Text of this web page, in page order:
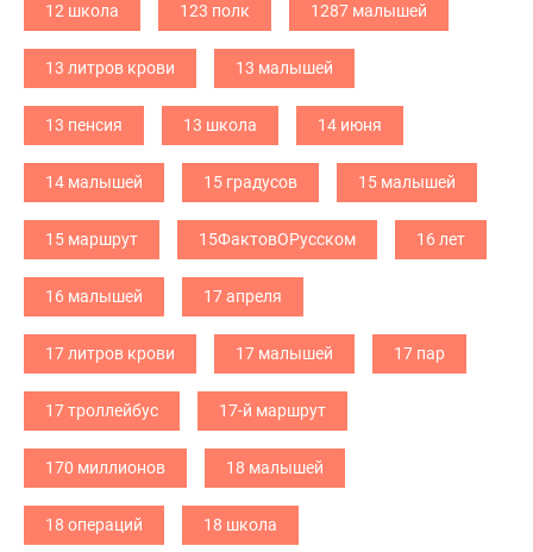
12 школа 123 полк 1287 малышей
13 литров крови 13 малышей
13 пенсия 13 школа 14 июня
14 малышей 15 градусов 15 малышей
15 маршрут 15ФактовОРусском 16 лет
16 малышей 17 апреля
17 литров крови 17 малышей 17 пар
17 троллейбус 17-й маршрут
170 миллионов 18 малышей
18 операций 18 школа